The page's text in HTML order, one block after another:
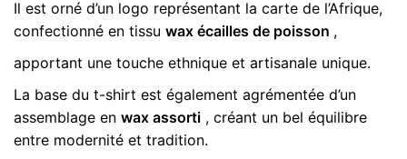
coupe
n.6
Il est orné d’un logo représentant la carte de l’Afrique,
confectionné en tissu wax écailles de poisson ,
apportant une touche ethnique et artisanale unique.
La base du t-shirt est également agrémentée d’un
assemblage en wax assorti , créant un bel équilibre
entre modernité et tradition.
Tailles Tee
shirt
L, M, S, X.L, X.X.L